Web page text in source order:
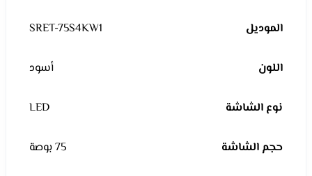
الموديل SRET-75S4KW1
اللون أسود
نوع الشاشة LED
حجم الشاشة 75 بوصة